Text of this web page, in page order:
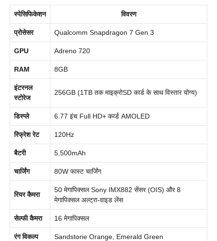
स्पेसिफिकेशन विवरण
प्रोसेसर Qualcomm Snapdragon 7 Gen 3
GPU Adreno 720
RAM 8GB
इंटरनल
स्टोरेज
256GB (1TB तक माइक्रोSD कार्ड के साथ विस्तार योग्य)
डिस्प्ले 6.77 इंच Full HD+ कर्व्ड AMOLED
रिफ्रेश रेट 120Hz
बैटरी 5,500mAh
चार्जिंग 80W फास्ट चार्जिंग
रियर कैमरा
50 मेगापिक्सल Sony IMX882 सेंसर (OIS) और 8
मेगापिक्सल अल्ट्रा-वाइड लेंस
सेल्फी कैमरा 16 मेगापिक्सल
रंग विकल्प Sandstone Orange, Emerald Green